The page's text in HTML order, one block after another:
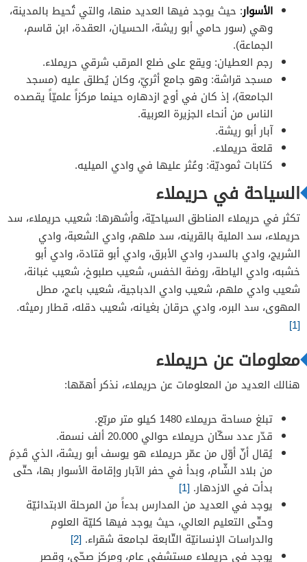
الأسوار: حيث يوجد فيها العديد منها، والتي تُحيط بالمدينة،
وهي (سور حامي أبو ريشة، الحسيان، العقدة، ابن قاسم،
الجماعة).
رجم العطيان: ويقع على ضلع المرقب شرقي حريملاء.
مسجد قراشة: وهو جامع أثريّ، وكان يُطلق عليه (مسجد
الجامعة)، إذ كان في أوج ازدهاره حينما مركزاً علميّاً يقصده
الناس من أنحاء الجزيرة العربية.
آبار أبو ريشة.
قلعة حريملاء.
كتابات ثموديّة: وعُثر عليها في وادي الميليه.
السياحة في حريملاء
تكثر في حريملاء المناطق السياحيّة، وأشهرها: شعيب حريملاء، سد
حريملاء، سد الملية بالقرينه، سد ملهم، وادي الشعبة، وادي
الشريج، وادي بالسدر، وادي الأبرق، وادي أبو قتادة، وادي أبو
خشبه، وادي الياطة، روضة الخفس، شعيب صلبوخ، شعيب غبانة،
شعيب وادي ملهم، شعيب وادي الدباجية، شعيب باعج، مطل
المهوى، سد البره، وادي حرقان بغيانه، شعيب دقله، قطار رميثه.
[1]
معلومات عن حريملاء
هنالك العديد من المعلومات عن حريملاء، نذكر أهمّها:
تبلغ مساحة حريملاء 1480 كيلو متر مربّع.
قدّر عدد سكّان حريملاء حوالي 20.000 ألف نسمة.
يُقال أنّ أوّل من عمّر حريملاء هو يوسف أبو ريشة، الذي قَدِمَ
من بلاد الشّام، وبدأ في حفر الآبار وإقامة الأسوار بها، حتّى
بدأت في الازدهار. [1]
يوجد في العديد من المدارس بدءاً من المرحلة الابتدائيّة
وحتّى التعليم العالي، حيث يوجد فيها كليّة العلوم
والدراسات الإنسانيّة التّابعة لجامعة شقراء. [2]
يوجد في حريملاء مستشفى عام، ومركز صحّي، وقصر